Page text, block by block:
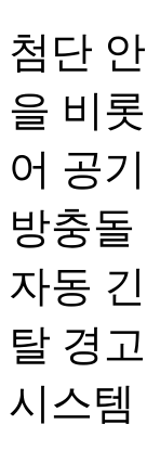
첨단
을 비
어 공
방충
자동
탈 경
시스템